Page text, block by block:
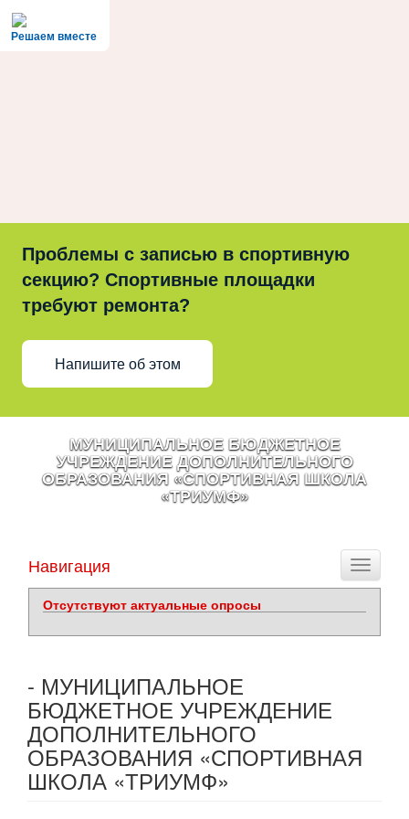
Решаем вместе
Проблемы с записью в спортивную
секцию? Спортивные площадки
требуют ремонта?
Напишите об этом
МУНИЦИПАЛЬНОЕ БЮДЖЕТНОЕ
УЧРЕЖДЕНИЕ ДОПОЛНИТЕЛЬНОГО
ОБРАЗОВАНИЯ «СПОРТИВНАЯ ШКОЛА
«ТРИУМФ»
Toggle
Навигация
Отсутствуют актуальные опросы
- МУНИЦИПАЛЬНОЕ
БЮДЖЕТНОЕ УЧРЕЖДЕНИЕ
ДОПОЛНИТЕЛЬНОГО
ОБРАЗОВАНИЯ «СПОРТИВНАЯ
ШКОЛА «ТРИУМФ»